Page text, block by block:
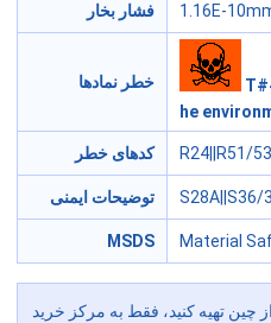
فشار بخار 1.16E-
خطر نمادها
he
کدهای خطر R24||R51/53
توضیحات ایمنی S28A||S36/
MSDS Material
چین تهیه کنید، فقط به مرکز خرید